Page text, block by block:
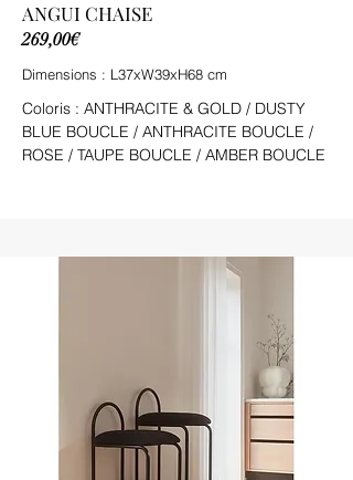
ANGUI CHAISE
269,00€
Dimensions : L37xW39xH68 cm
Coloris : ANTHRACITE & GOLD / DUSTY
BLUE BOUCLE / ANTHRACITE BOUCLE /
ROSE / TAUPE BOUCLE / AMBER BOUCLE